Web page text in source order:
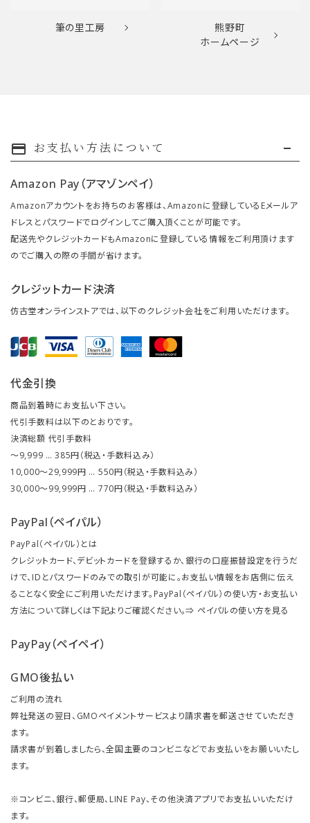
筆の里工房
熊野町
ホームページ
payment お支払い方法について
Amazon Pay（アマゾンペイ）
Amazonアカウントをお持ちのお客様は、Amazonに登録しているEメールア
ドレスとパスワードでログインしてご購入頂くことが可能です。
配送先やクレジットカードもAmazonに登録している情報をご利用頂けます
のでご購入の際の手間が省けます。
クレジットカード決済
仿古堂オンラインストアでは、以下のクレジット会社をご利用いただけます。
代金引換
商品到着時にお支払い下さい。
代引手数料は以下のとおりです。
決済総額 代引手数料
～9,999 … 385円（税込・手数料込み）
10,000～29,999円 … 550円（税込・手数料込み）
30,000～99,999円 … 770円（税込・手数料込み）
PayPal（ペイパル）
PayPal（ペイパル）とは
クレジットカード、デビットカードを登録するか、銀行の口座振替設定を行うだ
けで、IDとパスワードのみでの取引が可能に。お支払い情報をお店側に伝え
ることなく安全にご利用いただけます。PayPal（ペイパル）の使い方・お支払い
方法について詳しくは下記よりご確認ください。⇒ ペイパルの使い方を見る
PayPay（ペイペイ）
GMO後払い
ご利用の流れ
弊社発送の翌日、GMOペイメントサービスより請求書を郵送させていただき
ます。
請求書が到着しましたら、全国主要のコンビニなどでお支払いをお願いいたし
ます。
※コンビニ、銀行、郵便局、LINE Pay、その他決済アプリでお支払いいただけ
ます。